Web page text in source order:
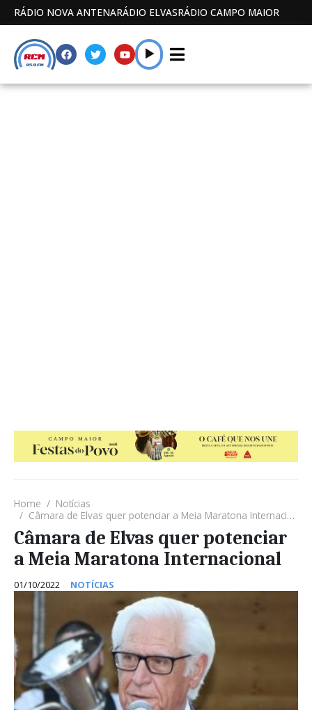
RÁDIO NOVA ANTENARÁDIO ELVASRÁDIO CAMPO MAIOR
Home
Notícias
Câmara de Elvas quer potenciar a Meia Maratona Internacional
Câmara de Elvas quer potenciar
a Meia Maratona Internacional
01/10/2022 NOTÍCIAS